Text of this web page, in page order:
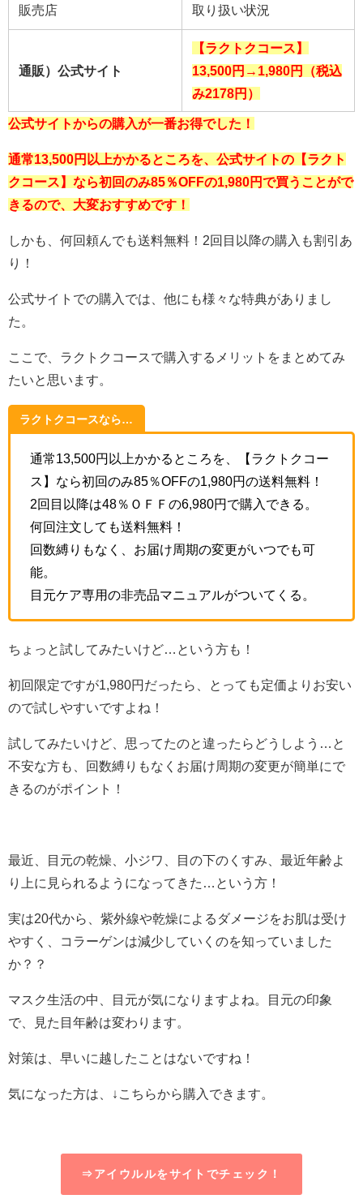
販売店 取り扱い状況
通販）公式サイト
【ラクトクコース】
13,500円→1,980円（税込
み2178円）
公式サイトからの購入が一番お得でした！
通常13,500円以上かかるところを、公式サイトの【ラクト
クコース】なら初回のみ85％OFFの1,980円で買うことがで
きるので、大変おすすめです！
しかも、何回頼んでも送料無料！2回目以降の購入も割引あ
り！
公式サイトでの購入では、他にも様々な特典がありまし
た。
ここで、ラクトクコースで購入するメリットをまとめてみ
たいと思います。
ラクトクコースなら…
通常13,500円以上かかるところを、【ラクトクコー
ス】なら初回のみ85％OFFの1,980円の送料無料！
2回目以降は48％ＯＦＦの6,980円で購入できる。
何回注文しても送料無料！
回数縛りもなく、お届け周期の変更がいつでも可
能。
目元ケア専用の非売品マニュアルがついてくる。
ちょっと試してみたいけど…という方も！
初回限定ですが1,980円だったら、とっても定価よりお安い
ので試しやすいですよね！
試してみたいけど、思ってたのと違ったらどうしよう…と
不安な方も、回数縛りもなくお届け周期の変更が簡単にで
きるのがポイント！
最近、目元の乾燥、小ジワ、目の下のくすみ、最近年齢よ
り上に見られるようになってきた…という方！
実は20代から、紫外線や乾燥によるダメージをお肌は受け
やすく、コラーゲンは減少していくのを知っていました
か？？
マスク生活の中、目元が気になりますよね。目元の印象
で、見た目年齢は変わります。
対策は、早いに越したことはないですね！
気になった方は、↓こちらから購入できます。
⇒アイウルルをサイトでチェック！